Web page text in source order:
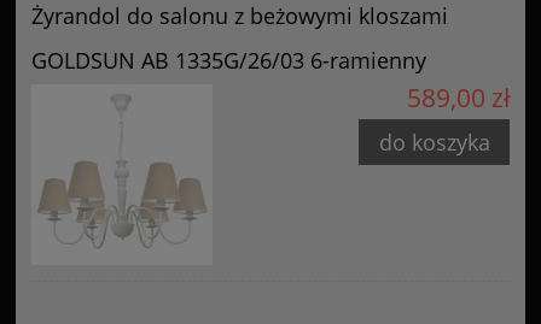
Żyrandol do salonu z beżowymi kloszami
GOLDSUN AB 1335G/26/03 6-ramienny
589,00 zł
do koszyka